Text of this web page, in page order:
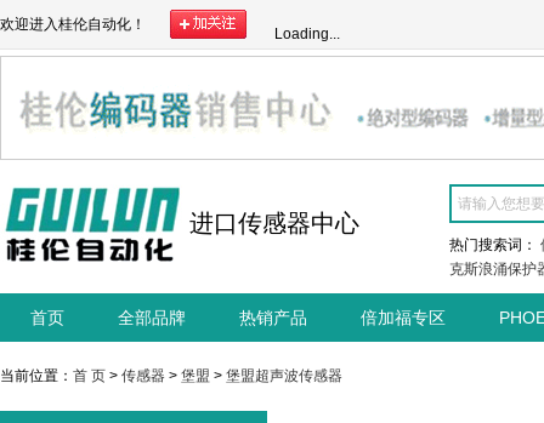
欢迎进入桂伦自动化！
Loading...
进口传感器中心
热门搜索词：
克斯浪涌保护
首页 全部品牌 热销产品 倍加福专区
当前位置： 首 页 > 传感器 > 堡盟 > 堡盟超声波传感器